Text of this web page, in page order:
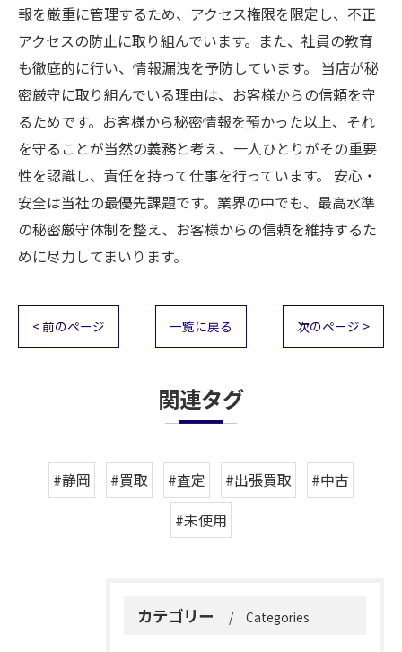
報を厳重に管理するため、アクセス権限を限定し、不正
アクセスの防止に取り組んでいます。また、社員の教育
も徹底的に行い、情報漏洩を予防しています。 当店が秘
密厳守に取り組んでいる理由は、お客様からの信頼を守
るためです。お客様から秘密情報を預かった以上、それ
を守ることが当然の義務と考え、一人ひとりがその重要
性を認識し、責任を持って仕事を行っています。 安心・
安全は当社の最優先課題です。業界の中でも、最高水準
の秘密厳守体制を整え、お客様からの信頼を維持するた
めに尽力してまいります。
< 前のページ 一覧に戻る 次のページ >
関連タグ
#静岡 #買取 #査定 #出張買取
#中古
#未使用
カテゴリー Categories